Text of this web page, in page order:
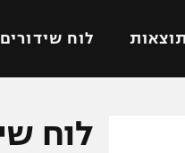
תוצאות לוח שידורים
כדורסל עולמי
לוח